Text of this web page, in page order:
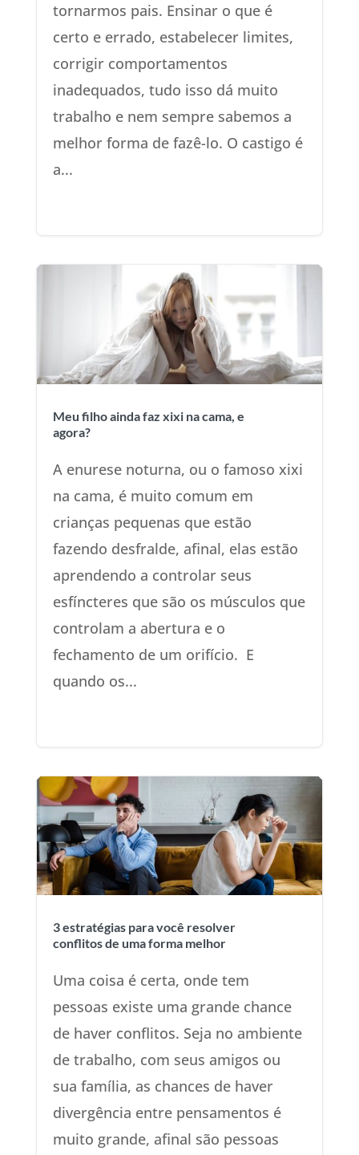
tornarmos pais. Ensinar o que é
certo e errado, estabelecer limites,
corrigir comportamentos
inadequados, tudo isso dá muito
trabalho e nem sempre sabemos a
melhor forma de fazê-lo. O castigo é
a...
Meu filho ainda faz xixi na cama, e
agora?
A enurese noturna, ou o famoso xixi
na cama, é muito comum em
crianças pequenas que estão
fazendo desfralde, afinal, elas estão
aprendendo a controlar seus
esfíncteres que são os músculos que
controlam a abertura e o
fechamento de um orifício. E
quando os...
3 estratégias para você resolver
conflitos de uma forma melhor
Uma coisa é certa, onde tem
pessoas existe uma grande chance
de haver conflitos. Seja no ambiente
de trabalho, com seus amigos ou
sua família, as chances de haver
divergência entre pensamentos é
muito grande, afinal são pessoas